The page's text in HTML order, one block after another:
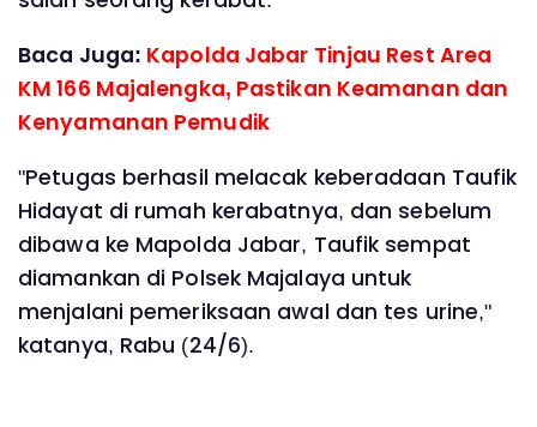
Baca Juga: Kapolda Jabar Tinjau Rest Area
KM 166 Majalengka, Pastikan Keamanan dan
Kenyamanan Pemudik
"Petugas berhasil melacak keberadaan Taufik
Hidayat di rumah kerabatnya, dan sebelum
dibawa ke Mapolda Jabar, Taufik sempat
diamankan di Polsek Majalaya untuk
menjalani pemeriksaan awal dan tes urine,"
katanya, Rabu (24/6).